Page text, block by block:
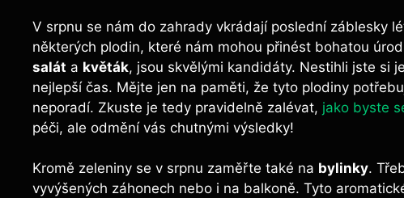
V srpnu se ⁤nám do ‍zahrady​ vkrádají poslední záblesky⁤
‌některých plodin,⁢ které nám mohou přinést bohatou
salát a květák, jsou skvělými kandidáty. Nestihli jste si
nejlepší čas. Mějte jen na paměti, že tyto plodiny
neporadí. Zkuste⁢ je tedy pravidelně zalévat, jako byste
péči, ale odmění vás chutnými výsledky!
Kromě ⁣zeleniny ‌se v srpnu zaměřte také na bylinky.
vyvýšených ⁤záhonech nebo‌ i‌ na balkoně. Tyto